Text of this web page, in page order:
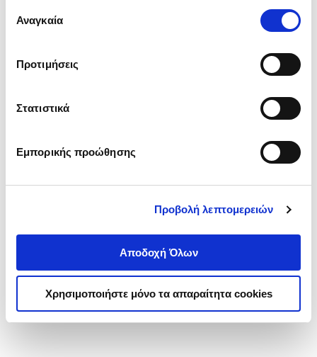
ενδιαφέρουν και να επιλέξετε από τα παρακάτω με την
΄΄και να ενημερωθείτε σχετικά με
συγκατάθεσης
Αναγκαία
Προτιμήσεις
Στατιστικά
Εμπορικής προώθησης
Προβολή λεπτομερειών
Αποδοχή Όλων
Χρησιμοποιήστε μόνο τα απαραίτητα cookies